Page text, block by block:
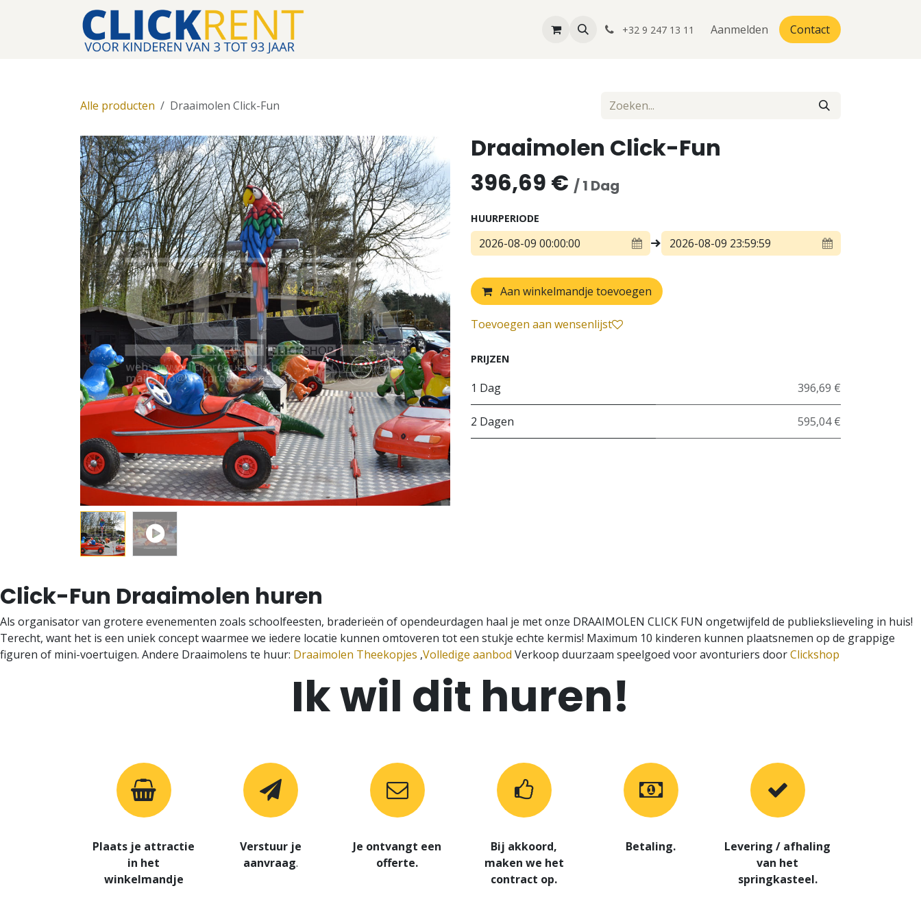
Overslaan naar inhoud
Attracties Feestmateriaal Volledige aanbod
+32 9 247 13 11 Aanmelden Contact
Alle producten Draaimolen Click-Fun
Draaimolen Click-Fun
396,69 € /1 Dag
HUURPERIODE
Aan winkelmandje toevoegen
Toevoegen aan wensenlijst
PRIJZEN
1 Dag 396,69 €
2 Dagen 595,04 €
Click-Fun Draaimolen huren
Als organisator van grotere evenementen zoals schoolfeesten, braderieën of opendeurdagen haal je met onze DRAAIMOLEN CLICK FUN ongetwijfeld de publiekslieveling in huis!
Terecht, want het is een uniek concept waarmee we iedere locatie kunnen omtoveren tot een stukje echte kermis! Maximum 10 kinderen kunnen plaatsnemen op de grappige
figuren of mini-voertuigen. Andere Draaimolens te huur: Draaimolen Theekopjes ,Volledige aanbod Verkoop duurzaam speelgoed voor avonturiers doorClickshop
Ik wil dit huren!
Plaats je attractie
in het
winkelmandje
Verstuur je
aanvraag.
Je ontvangt een
offerte.
Bij akkoord,
maken we het
contract op.
Betaling.
Levering / afhaling
van het
springkasteel.